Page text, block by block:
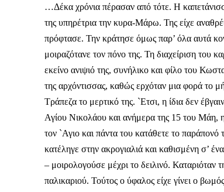
…Δέκα χρόνια πέρασαν από τότε. Η
της υπηρέτρια την κυρα-Μάρω. Της είχε
πρόφτασε. Την κράτησε όμως παρ’ όλα αυτά
μοιραζότανε τον πόνο της. Τη διαχείριση του
εκείνο ανιψιό της, συνήλικο και φίλο του
της αρχόντισσας, καθώς ερχόταν μια φορά το
Τράπεζα το μερτικό της. `Ετσι, η ίδια δεν
Αγίου Νικολάου και ανήμερα της 15 του Μάη,
τον `Αγιο και πάντα του κατάθετε το
κατέληγε στην ακρογιαλιά και καθισμένη σ’
– μοιρολογούσε μέχρι το δειλινό.
παλικαριού. Τούτος ο ύφαλος είχε γίνει ο